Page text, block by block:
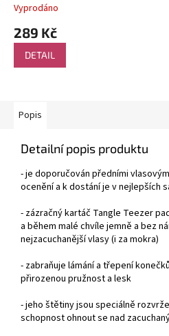
Vyprodáno
289 Kč
DETAIL
Popis
Detailní popis produktu
- je doporučován předními
ocenění a k dostání je v nejlepších
- zázračný kartáč Tangle Teezer
a během malé chvíle jemně a bez
nejzacuchanější vlasy (i za mokra)
- zabraňuje lámání a třepení
přirozenou pružnost a lesk
- jeho štětiny jsou speciálně
schopnost ohnout se nad